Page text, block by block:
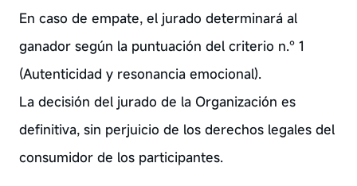
En caso de empate, el jurado determinará al
ganador según la puntuación del criterio n.° 1
(Autenticidad y resonancia emocional).
La decisión del jurado de la Organización es
definitiva, sin perjuicio de los derechos legales del
consumidor de los participantes.